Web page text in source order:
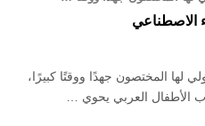
الاصطناعي
المختصون جهدًا ووقتًا كبيرًا،
الأطفال العربي يحوي …